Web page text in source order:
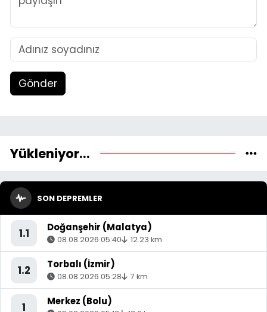
Gönder
Yükleniyor...
SON DEPREMLER
1.1 Doğanşehir (Malatya)
08.08.2026 05:40 12.23 km
1.2 Torbalı (İzmir)
08.08.2026 05:28 7 km
1 Merkez (Bolu)